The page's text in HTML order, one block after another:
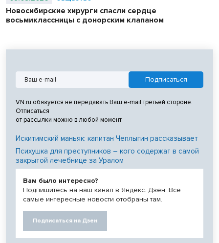
Новосибирские хирурги спасли сердце
восьмиклассницы с донорским клапаном
VN.ru обязуется не передавать Ваш e-mail третьей стороне.
Отписаться
от рассылки можно в любой момент
Искитимский маньяк: капитан Чеплыгин рассказывает
Психушка для преступников – кого содержат в самой
закрытой лечебнице за Уралом
Вам было интересно?
Подпишитесь на наш канал в Яндекс. Дзен. Все
самые интересные новости отобраны там.
Подписаться на Дзен